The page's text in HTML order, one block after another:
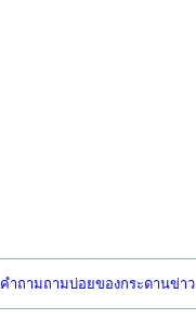
คำถามถามบ่อยของกระดานข่าว